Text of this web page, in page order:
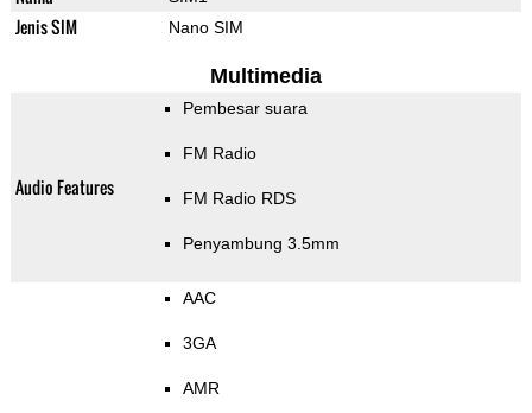
Jenis SIM Nano SIM
Multimedia
Audio Features
Pembesar suara
FM Radio
FM Radio RDS
Penyambung 3.5mm
AAC
3GA
AMR